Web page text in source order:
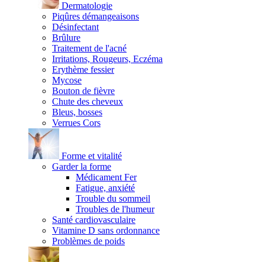
Dermatologie
Piqûres démangeaisons
Désinfectant
Brûlure
Traitement de l'acné
Irritations, Rougeurs, Eczéma
Erythème fessier
Mycose
Bouton de fièvre
Chute des cheveux
Bleus, bosses
Verrues Cors
Forme et vitalité
Garder la forme
Médicament Fer
Fatigue, anxiété
Trouble du sommeil
Troubles de l'humeur
Santé cardiovasculaire
Vitamine D sans ordonnance
Problèmes de poids